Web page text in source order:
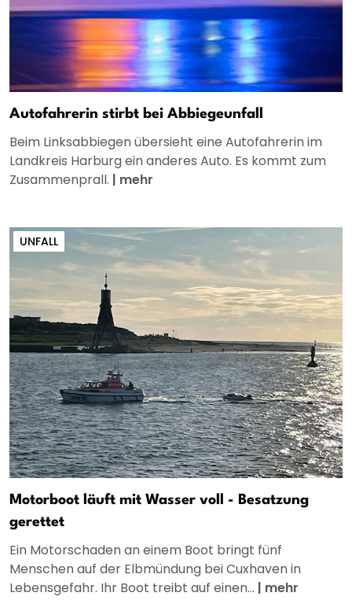
Autofahrerin stirbt bei Abbiegeunfall
Beim Linksabbiegen übersieht eine Autofahrerin im
Landkreis Harburg ein anderes Auto. Es kommt zum
Zusammenprall. | mehr
UNFALL
Motorboot läuft mit Wasser voll - Besatzung
gerettet
Ein Motorschaden an einem Boot bringt fünf
Menschen auf der Elbmündung bei Cuxhaven in
Lebensgefahr. Ihr Boot treibt auf einen... | mehr